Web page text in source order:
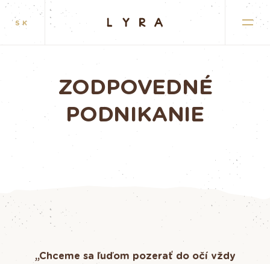
SK
ZODPOVEDNÉ
PODNIKANIE
„Chceme sa ľuďom pozerať do očí vždy